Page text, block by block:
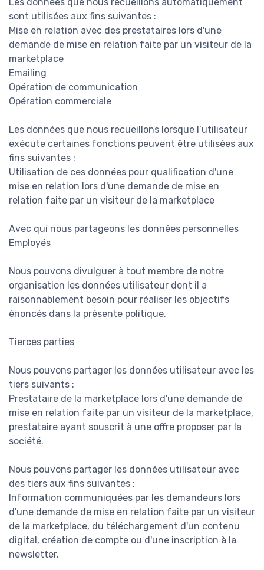
sont utilisées aux fins suivantes :
Mise en relation avec des prestataires lors d'une
demande de mise en relation faite par un visiteur de la
marketplace
Emailing
Opération de communication
Opération commerciale
Les données que nous recueillons lorsque l’utilisateur
exécute certaines fonctions peuvent être utilisées aux
fins suivantes :
Utilisation de ces données pour qualification d'une
mise en relation lors d'une demande de mise en
relation faite par un visiteur de la marketplace
Avec qui nous partageons les données personnelles
Employés
Nous pouvons divulguer à tout membre de notre
organisation les données utilisateur dont il a
raisonnablement besoin pour réaliser les objectifs
énoncés dans la présente politique.
Tierces parties
Nous pouvons partager les données utilisateur avec les
tiers suivants :
Prestataire de la marketplace lors d'une demande de
mise en relation faite par un visiteur de la marketplace,
prestataire ayant souscrit à une offre proposer par la
société.
Nous pouvons partager les données utilisateur avec
des tiers aux fins suivantes :
Information communiquées par les demandeurs lors
d'une demande de mise en relation faite par un visiteur
de la marketplace, du téléchargement d'un contenu
digital, création de compte ou d'une inscription à la
newsletter.